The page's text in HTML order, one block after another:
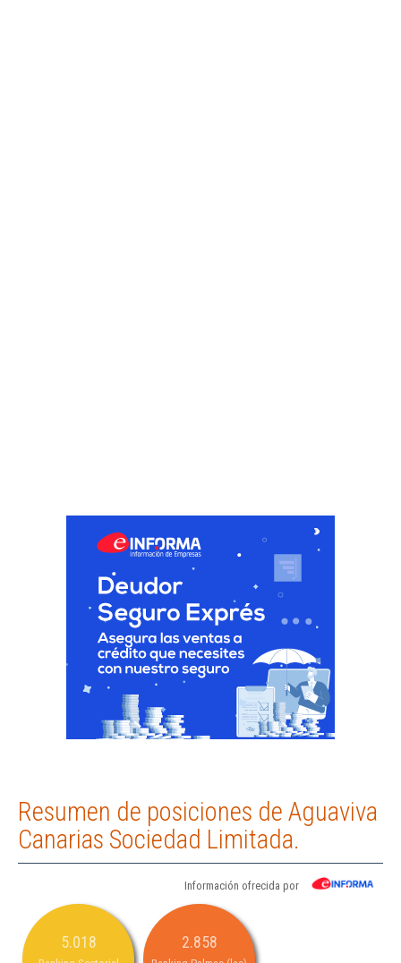
Resumen de posiciones de Aguaviva
Canarias Sociedad Limitada.
Información ofrecida por
5.018 2.858